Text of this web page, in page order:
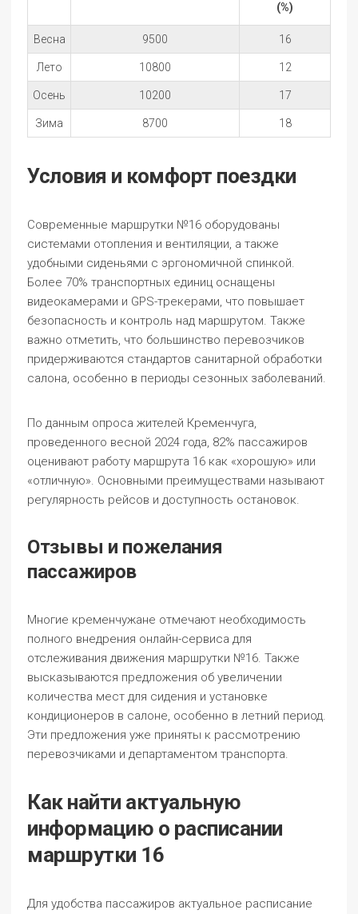
(%)
Весна 9500 16
Лето 10800 12
Осень 10200 17
Зима 8700 18
Условия и комфорт поездки
Современные маршрутки №16 оборудованы
системами отопления и вентиляции, а также
удобными сиденьями с эргономичной спинкой.
Более 70% транспортных единиц оснащены
видеокамерами и GPS-трекерами, что повышает
безопасность и контроль над маршрутом. Также
важно отметить, что большинство перевозчиков
придерживаются стандартов санитарной обработки
салона, особенно в периоды сезонных заболеваний.
По данным опроса жителей Кременчуга,
проведенного весной 2024 года, 82% пассажиров
оценивают работу маршрута 16 как «хорошую» или
«отличную». Основными преимуществами называют
регулярность рейсов и доступность остановок.
Отзывы и пожелания
пассажиров
Многие кременчужане отмечают необходимость
полного внедрения онлайн-сервиса для
отслеживания движения маршрутки №16. Также
высказываются предложения об увеличении
количества мест для сидения и установке
кондиционеров в салоне, особенно в летний период.
Эти предложения уже приняты к рассмотрению
перевозчиками и департаментом транспорта.
Как найти актуальную
информацию о расписании
маршрутки 16
Для удобства пассажиров актуальное расписание